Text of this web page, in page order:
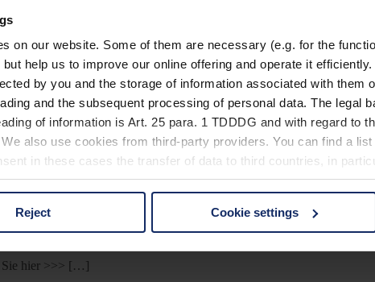
on our website. Some of them are necessary (e.g. for the
help us to improve our online offering and operate it
by you and the storage of information associated with them
and the subsequent processing of personal data. The legal
of information is Art. 25 para. 1 TDDDG and with regard to
also use cookies from third-party providers. You can find a
in these cases the transfer of data to third countries, in
to the use of non-essential cookies by clicking on the "Accept
Reject Cookie settings
Natur
Sie hier >>> […]
Sie hier >>> […]